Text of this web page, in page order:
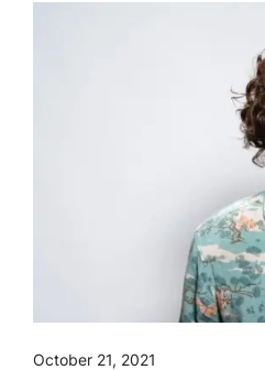
October 21, 2021